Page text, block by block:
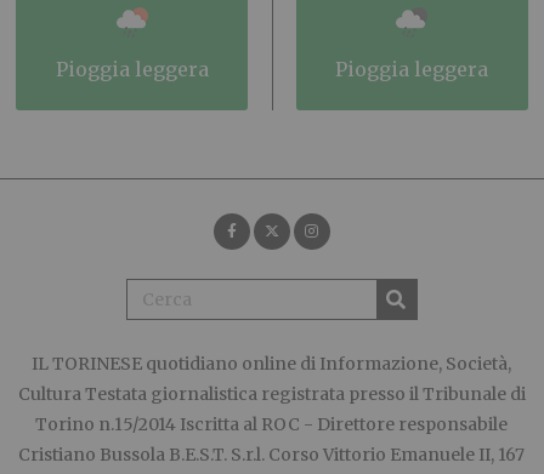
pioggia leggera pioggia leggera
IL TORINESE quotidiano online di Informazione, Società,
Cultura Testata giornalistica registrata presso il Tribunale di
Torino n.15/2014 Iscritta al ROC - Direttore responsabile
Cristiano Bussola B.E.S.T. S.r.l. Corso Vittorio Emanuele II, 167